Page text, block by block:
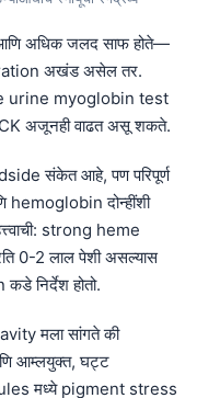
अधिक जलद साफ होते—
अखंड असेल तर.
urine myoglobin test
अजूनही वाढत असू शकते.
संकेत आहे, पण परिपूर्ण
दोन्हींशी
strong heme
0-2 लाल पेशी असल्यास
निर्देश होतो.
मला सांगते की
आम्लयुक्त, घट्ट
मध्ये pigment stress